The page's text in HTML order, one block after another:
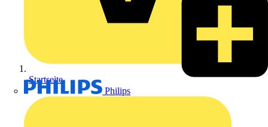
Philips
Startseite